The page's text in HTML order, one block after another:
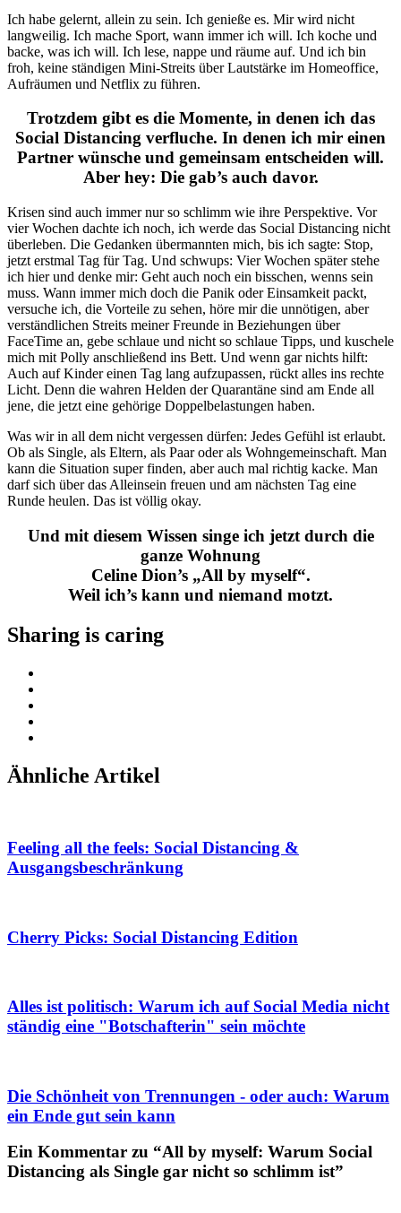
Ich habe gelernt, allein zu sein. Ich genieße es. Mir wird nicht
langweilig. Ich mache Sport, wann immer ich will. Ich koche und
backe, was ich will. Ich lese, nappe und räume auf. Und ich bin
froh, keine ständigen Mini-Streits über Lautstärke im Homeoffice,
Aufräumen und Netflix zu führen.
Trotzdem gibt es die Momente, in denen ich das
Social Distancing verfluche. In denen ich mir einen
Partner wünsche und gemeinsam entscheiden will.
Aber hey: Die gab’s auch davor.
Krisen sind auch immer nur so schlimm wie ihre Perspektive. Vor
vier Wochen dachte ich noch, ich werde das Social Distancing nicht
überleben. Die Gedanken übermannten mich, bis ich sagte: Stop,
jetzt erstmal Tag für Tag. Und schwups: Vier Wochen später stehe
ich hier und denke mir: Geht auch noch ein bisschen, wenns sein
muss. Wann immer mich doch die Panik oder Einsamkeit packt,
versuche ich, die Vorteile zu sehen, höre mir die unnötigen, aber
verständlichen Streits meiner Freunde in Beziehungen über
FaceTime an, gebe schlaue und nicht so schlaue Tipps, und kuschele
mich mit Polly anschließend ins Bett. Und wenn gar nichts hilft:
Auch auf Kinder einen Tag lang aufzupassen, rückt alles ins rechte
Licht. Denn die wahren Helden der Quarantäne sind am Ende all
jene, die jetzt eine gehörige Doppelbelastungen haben.
Was wir in all dem nicht vergessen dürfen: Jedes Gefühl ist erlaubt.
Ob als Single, als Eltern, als Paar oder als Wohngemeinschaft. Man
kann die Situation super finden, aber auch mal richtig kacke. Man
darf sich über das Alleinsein freuen und am nächsten Tag eine
Runde heulen. Das ist völlig okay.
Und mit diesem Wissen singe ich jetzt durch die
ganze Wohnung
Celine Dion’s „All by myself“.
Weil ich’s kann und niemand motzt.
Sharing is caring
Ähnliche Artikel
Feeling all the feels: Social Distancing &
Ausgangsbeschränkung
Cherry Picks: Social Distancing Edition
Alles ist politisch: Warum ich auf Social Media nicht
ständig eine "Botschafterin" sein möchte
Die Schönheit von Trennungen - oder auch: Warum
ein Ende gut sein kann
Ein Kommentar zu “All by myself: Warum Social
Distancing als Single gar nicht so schlimm ist”